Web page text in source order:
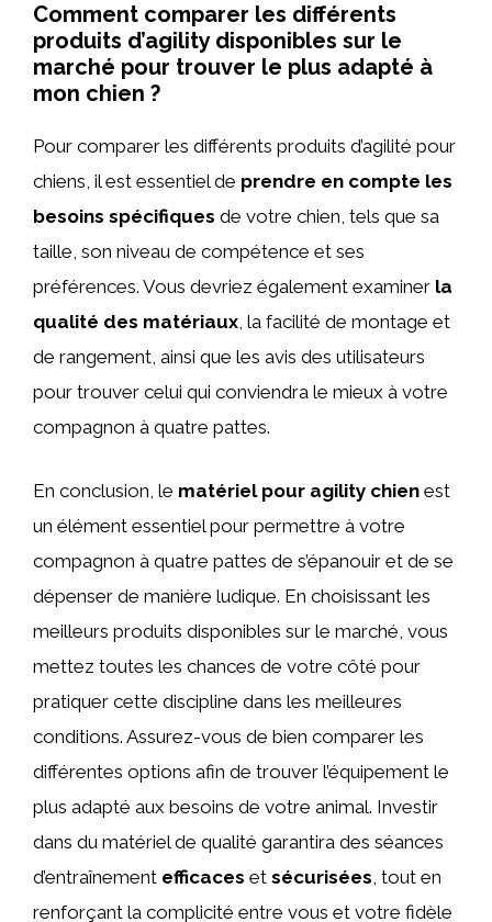
Comment comparer les différents
produits d’agility disponibles sur le
marché pour trouver le plus adapté à
mon chien ?
Pour comparer les différents produits d’agilité pour
chiens, il est essentiel de prendre en compte les
besoins spécifiques de votre chien, tels que sa
taille, son niveau de compétence et ses
préférences. Vous devriez également examiner la
qualité des matériaux, la facilité de montage et
de rangement, ainsi que les avis des utilisateurs
pour trouver celui qui conviendra le mieux à votre
compagnon à quatre pattes.
En conclusion, le matériel pour agility chien est
un élément essentiel pour permettre à votre
compagnon à quatre pattes de s’épanouir et de se
dépenser de manière ludique. En choisissant les
meilleurs produits disponibles sur le marché, vous
mettez toutes les chances de votre côté pour
pratiquer cette discipline dans les meilleures
conditions. Assurez-vous de bien comparer les
différentes options afin de trouver l’équipement le
plus adapté aux besoins de votre animal. Investir
dans du matériel de qualité garantira des séances
d’entraînement efficaces et sécurisées , tout en
renforçant la complicité entre vous et votre fidèle